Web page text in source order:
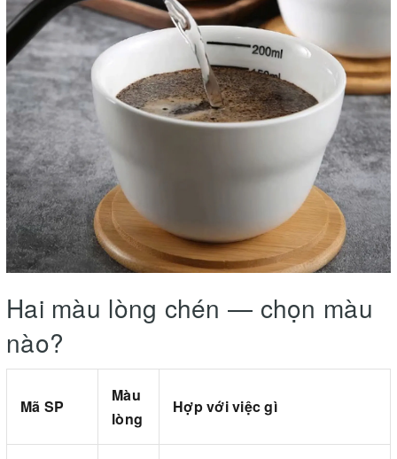
Hai màu lòng chén — chọn màu
nào?
Mã SP
Màu
lòng
Hợp với việc gì